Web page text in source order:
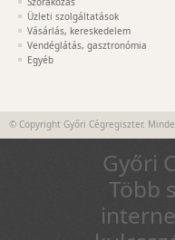
Üzleti szolgáltatások
Vásárlás, kereskedelem
Vendéglátás, gasztronómia
Egyéb
© Copyright Győri Cégregiszter.
Győri
Több